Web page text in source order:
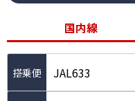
国内線
JAL633